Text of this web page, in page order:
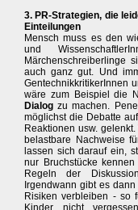
3. PR-Strategien, die
Einteilungen
Mensch muss es den
und
Märchenschreiberlinge
auch ganz gut. Und
GentechnikkritikerInnen
wäre zum Beispiel die
Dialog zu machen.
möglichst die Debatte
Reaktionen usw.
belastbare Nachweise
lassen sich darauf ein,
nur Bruchstücke
Regeln der
Irgendwann gibt es
Risiken verbleiben - so